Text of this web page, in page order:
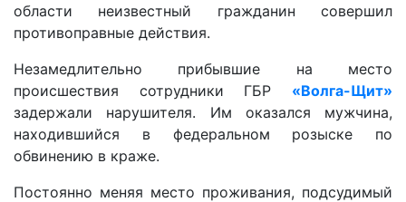
области неизвестный гражданин совершил
противоправные действия.
Незамедлительно прибывшие на место
происшествия сотрудники ГБР «Волга-Щит»
задержали нарушителя. Им оказался мужчина,
находившийся в федеральном розыске по
обвинению в краже.
Постоянно меняя место проживания, подсудимый